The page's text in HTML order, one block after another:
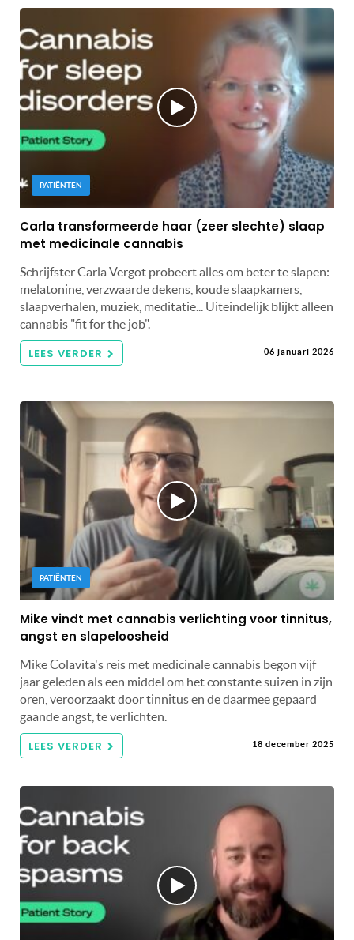
PATIËNTEN
Carla transformeerde haar (zeer slechte) slaap
met medicinale cannabis
Schrijfster Carla Vergot probeert alles om beter te slapen:
melatonine, verzwaarde dekens, koude slaapkamers,
slaapverhalen, muziek, meditatie... Uiteindelijk blijkt alleen
cannabis "fit for the job".
LEES VERDER 06 januari 2026
PATIËNTEN
Mike vindt met cannabis verlichting voor tinnitus,
angst en slapeloosheid
Mike Colavita's reis met medicinale cannabis begon vijf
jaar geleden als een middel om het constante suizen in zijn
oren, veroorzaakt door tinnitus en de daarmee gepaard
gaande angst, te verlichten.
LEES VERDER 18 december 2025